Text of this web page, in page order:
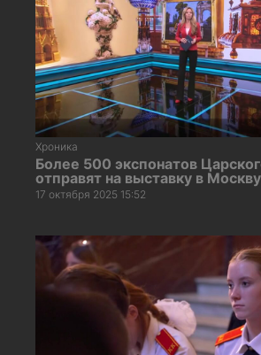
Хроника
Более 500 экспонатов
отправят на выставку в Москву
17 октября 2025 15:52